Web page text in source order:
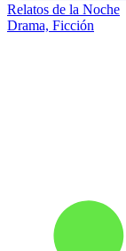
Relatos de la Noche
Drama, Ficción